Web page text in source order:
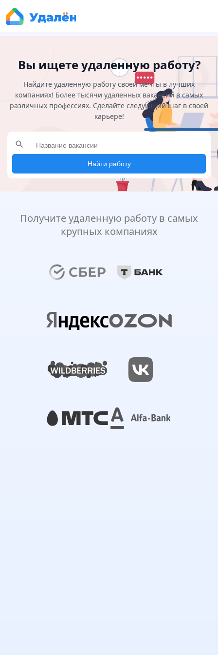
Вы ищете удаленную работу?
Найдите удаленную работу своей мечты в лучших
компаниях! Более тысячи удаленных вакансий в самых
различных профессиях. Сделайте следующий шаг в своей
карьере!
search
Найти работу
Получите удаленную работу в самых
крупных компаниях